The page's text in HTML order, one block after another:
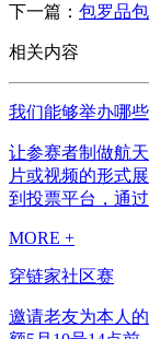
下一篇： 包罗品
相关内容
我们能够举办哪些
让参赛者制做航
片或视频的形式
到投票平台，通
MORE +
穿链家社区赛
邀请老友为本人